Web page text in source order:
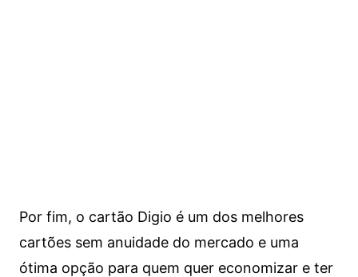
Por fim, o cartão Digio é um dos melhores
cartões sem anuidade do mercado e uma
ótima opção para quem quer economizar e ter